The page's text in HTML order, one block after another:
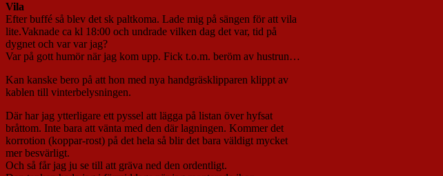
Vila
Efter buffé så blev det sk paltkoma. Lade mig på sängen för att vila
lite.Vaknade ca kl 18:00 och undrade vilken dag det var, tid på
dygnet och var var jag?
Var på gott humör när jag kom upp. Fick t.o.m. beröm av hustrun…
Kan kanske bero på att hon med nya handgräsklipparen klippt av
kablen till vinterbelysningen.
Där har jag ytterligare ett pyssel att lägga på listan över hyfsat
bråttom. Inte bara att vänta med den där lagningen. Kommer det
korrotion (koppar-rost) på det hela så blir det bara väldigt mycket
mer besvärligt.
Och så får jag ju se till att gräva ned den ordentligt.